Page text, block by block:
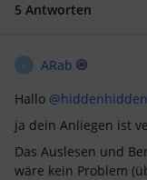
5 Antworten
A ARab
Hallo ​
ja dein Anliegen ist
Das Auslesen und
wäre kein Problem